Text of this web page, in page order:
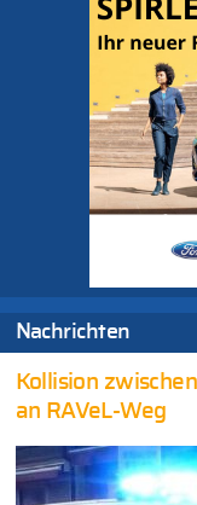
Nachrichten
Kollision
an RAVeL-Weg